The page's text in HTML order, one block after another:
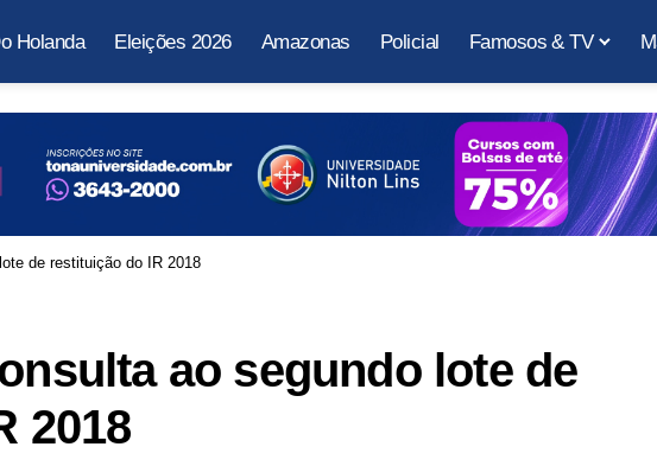
Holanda Eleições 2026 Amazonas Policial Famosos & TV
de restituição do IR 2018
ao segundo lote de
2018